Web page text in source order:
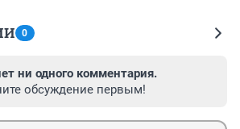
0
ни одного комментария.
обсуждение первым!